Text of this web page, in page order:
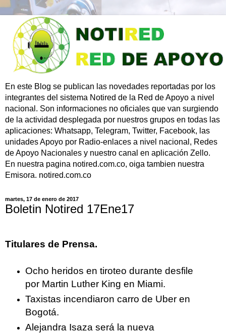
En este Blog se publican las novedades reportadas por los
integrantes del sistema Notired de la Red de Apoyo a nivel
nacional. Son informaciones no oficiales que van surgiendo
de la actividad desplegada por nuestros grupos en todas las
aplicaciones: Whatsapp, Telegram, Twitter, Facebook, las
unidades Apoyo por Radio-enlaces a nivel nacional, Redes
de Apoyo Nacionales y nuestro canal en aplicación Zello.
En nuestra pagina notired.com.co, oiga tambien nuestra
Emisora. notired.com.co
martes, 17 de enero de 2017
Boletin Notired 17Ene17
Titulares de Prensa.
Ocho heridos en tiroteo durante desfile
por Martin Luther King en Miami.
Taxistas incendiaron carro de Uber en
Bogotá.
Alejandra Isaza será la nueva